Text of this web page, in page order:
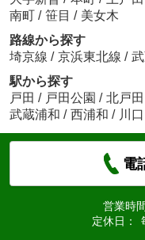
南町 / 笹目 / 美女木
路線から探す
埼京線 / 京浜東北線 /
駅から探す
戸田 / 戸田公園 / 北戸田
武蔵浦和 / 西浦和 / 川口
電
営業時
定休日：